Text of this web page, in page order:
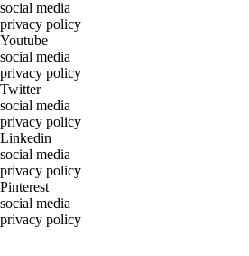
social media
privacy policy
Youtube
social media
privacy policy
Twitter
social media
privacy policy
Linkedin
social media
privacy policy
Pinterest
social media
privacy policy